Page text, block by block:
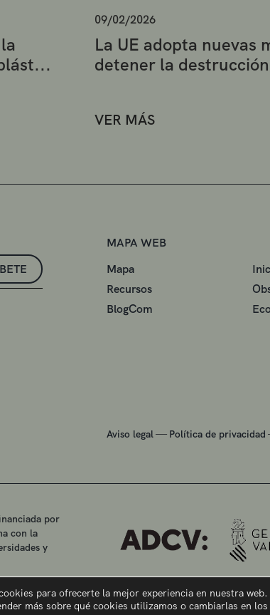
09/02/2026
La UE adopta nuevas
detener la
VER MÁS
MAPA WEB
Mapa
Recursos
BlogCom
Aviso legal — Política de privacidad
por
con la
y
para ofrecerte la mejor experiencia en nuestra web.
más sobre qué cookies utilizamos o cambiarlas en